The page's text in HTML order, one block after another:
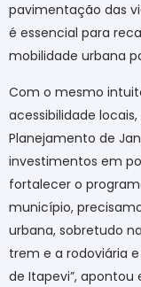
pavimentação das
é essencial para
mobilidade urbana
Com o mesmo
acessibilidade
Planejamento de
investimentos em
fortalecer o
município,
urbana, sobretudo
trem e a rodoviária
de Itapevi”, apontou